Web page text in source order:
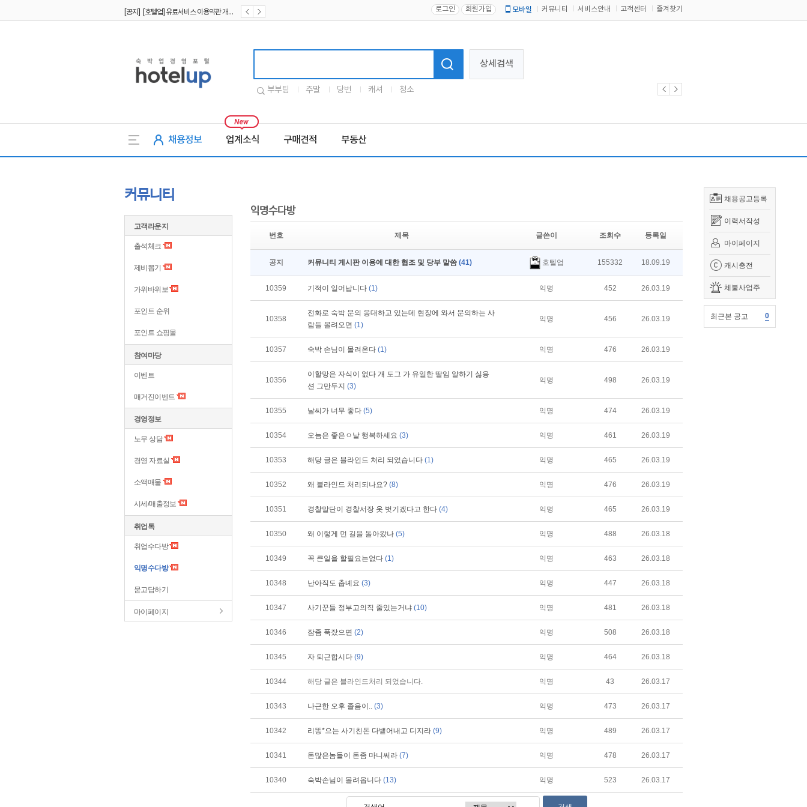
로그인 회원가입 모바일 커뮤니티 서비스안내 고객센터 즐겨찾기
상세검색
부부팀 주말 당번 캐셔 청소
채용정보 업계소식 구매견적 부동산
채용공고등록
이력서작성
마이페이지
캐시충전
체불사업주
최근본 공고 0
커뮤니티
고객라운지
출석체크
제비뽑기
가위바위보
포인트 순위
포인트 쇼핑몰
참여마당
이벤트
매거진이벤트
경영정보
노무 상담
경영 자료실
소액매물
시세/매출정보
취업톡
취업수다방
익명수다방
묻고답하기
마이페이지
익명수다방
번호 제목 글쓴이 조회수 등록일
공지 커뮤니티 게시판 이용에 대한 협조 및 당부 말씀 (41) 호텔업 155332 18.09.19
10359 기적이 일어납니다 (1) 익명 452 26.03.19
10358
전화로 숙박 문의 응대하고 있는데 현장에 와서 문의하는 사
람들 몰려오면 (1)
익명 456 26.03.19
10357 숙박 손님이 몰려온다 (1) 익명 476 26.03.19
10356
이할망은 자식이 없다 개 도그 가 유일한 딸임 알하기 싫응
션 그만두지 (3)
익명 498 26.03.19
10355 날씨가 너무 좋다 (5) 익명 474 26.03.19
10354 오늠은 좋은ㅇ날 행복하세요 (3) 익명 461 26.03.19
10353 해당 글은 블라인드 처리 되었습니다 (1) 익명 465 26.03.19
10352 왜 블라인드 처리되나요? (8) 익명 476 26.03.19
10351 경찰말단이 경찰서장 옷 벗기겠다고 한다 (4) 익명 465 26.03.19
10350 왜 이렇게 먼 길을 돌아왔나 (5) 익명 488 26.03.18
10349 꼭 큰일을 할필요는없다 (1) 익명 463 26.03.18
10348 난아직도 춥녜요 (3) 익명 447 26.03.18
10347 사기꾼들 정부고의직 줄있는거냐 (10) 익명 481 26.03.18
10346 잠좀 푹잤으면 (2) 익명 508 26.03.18
10345 자 퇴근합시다 (9) 익명 464 26.03.18
10344 해당 글은 블라인드처리 되었습니다. 익명 43 26.03.17
10343 나근한 오후 졸음이.. (3) 익명 473 26.03.17
10342 리똥*으는 사기친돈 다뱉어내고 디지라 (9) 익명 489 26.03.17
10341 돈많은놈들이 돈좀 마니써라 (7) 익명 478 26.03.17
10340 숙박손님이 몰려옵니다 (13) 익명 523 26.03.17